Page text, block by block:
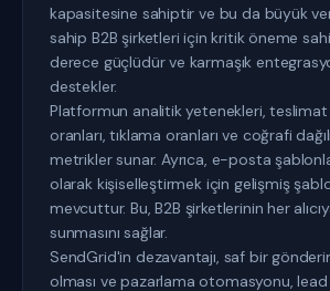
kapasitesine sahiptir ve bu da büyük
sahip B2B şirketleri için kritik öneme
derece güçlüdür ve karmaşık
destekler.
Platformun analitik yetenekleri, teslimat
oranları, tıklama oranları ve coğrafi
metrikler sunar. Ayrıca, e-posta
olarak kişiselleştirmek için gelişmiş
mevcuttur. Bu, B2B şirketlerinin her
sunmasını sağlar.
SendGrid'in dezavantajı, saf bir
olması ve pazarlama otomasyonu,